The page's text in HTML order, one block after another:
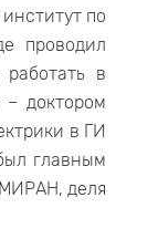
по
проводил
в
доктором
в ГИ
главным
деля